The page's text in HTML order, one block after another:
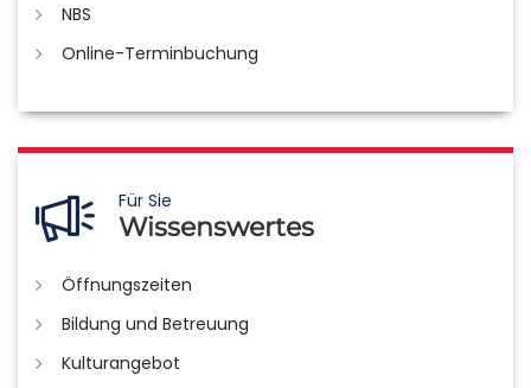
NBS
Online-Terminbuchung
Für Sie
Wissenswertes
Öffnungszeiten
Bildung und Betreuung
Kulturangebot